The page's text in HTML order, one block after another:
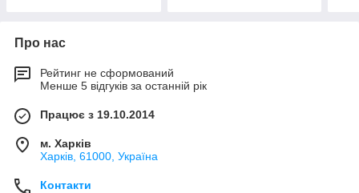
Про нас
Рейтинг не сформований
Менше 5 відгуків за останній рік
Працює з 19.10.2014
м. Харків
Харків, 61000, Україна
Контакти